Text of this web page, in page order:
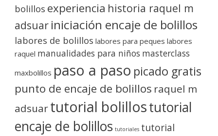
bolillos experiencia historia raquel m
adsuar iniciación encaje de bolillos
labores de bolillos labores para peques labores
raquel manualidades para niños masterclass
maxbolillos paso a paso picado gratis
punto de encaje de bolillos raquel m
adsuartutorial bolillostutorial
encaje de bolillos tutoriales tutorial